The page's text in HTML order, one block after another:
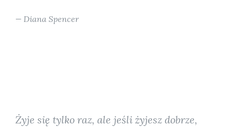
Diana Spencer
Żyje się tylko raz, ale jeśli żyjesz dobrze,